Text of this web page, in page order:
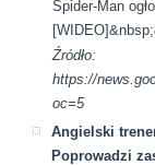
Spider-Man
Źródło:
https://
oc=5
Angielski
Poprowadzi